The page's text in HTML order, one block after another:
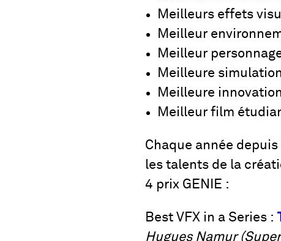
Meilleurs effets
Meilleur
Meilleur
Meilleure
Meilleure innovation
Meilleur film
Chaque année
les talents de la
4 prix GENIE :
Best VFX in a Series :
Hugues Namur